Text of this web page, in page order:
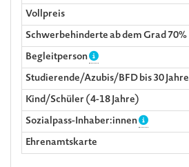
Vollpreis
Schwerbehinderte ab dem Grad 70%
Begleitperson
Studierende/Azubis/BFD bis 30 Jahre
Kind/Schüler (4-18 Jahre)
Sozialpass-Inhaber:innen
Ehrenamtskarte